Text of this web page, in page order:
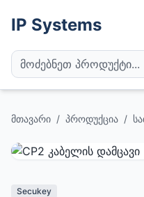
IP Systems
მთავარი / პროდუქცია /
Secukey